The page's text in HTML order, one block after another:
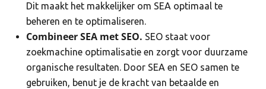
Dit maakt het makkelijker om SEA optimaal te
beheren en te optimaliseren.
Combineer SEA met SEO. SEO staat voor
zoekmachine optimalisatie en zorgt voor duurzame
organische resultaten. Door SEA en SEO samen te
gebruiken, benut je de kracht van betaalde en